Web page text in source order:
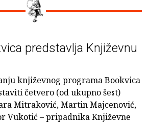
predstavlja Književnu
književnog programa Bookvica
četvero (od ukupno šest)
Mitraković, Martin Majcenović,
Vukotić – pripadnika Književne